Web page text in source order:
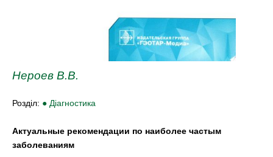
Нероев В.В.
Розділ: ● Діагностика
Актуальные рекомендации по наиболее частым
заболеваниям